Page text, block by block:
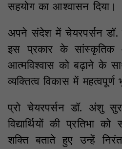
सहयोग का आश्वासन दिया।
अपने संदेश में चेयरपर्सन डॉ.
इस प्रकार के सांस्कृतिक
आत्मविश्वास को बढ़ाने के
व्यक्तित्व विकास में महत्वपूर्ण
प्रो चेयरपर्सन डॉ. अंशु
विद्यार्थियों की प्रतिभा
शक्ति बताते हुए उन्हें